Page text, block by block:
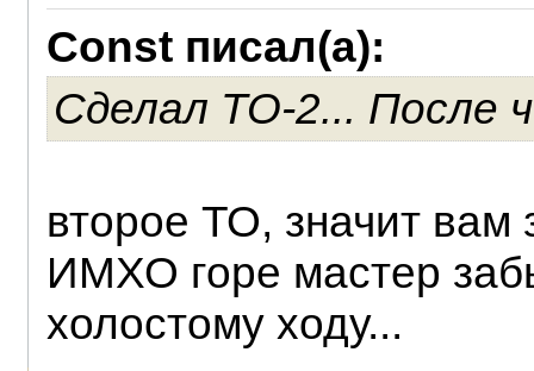
Const писал(а):
Сделал ТО-2... После
второе ТО, значит вам
ИМХО горе мастер
холостому ходу...